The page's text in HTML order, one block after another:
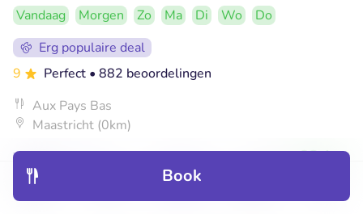
Book
Vandaag Morgen Zo Ma Di Wo
Do
Erg populaire deal
9
Perfect • 882 beoordelingen
Aux Pays Bas
Maastricht (0km)
Verkocht: 256
€24 ,50